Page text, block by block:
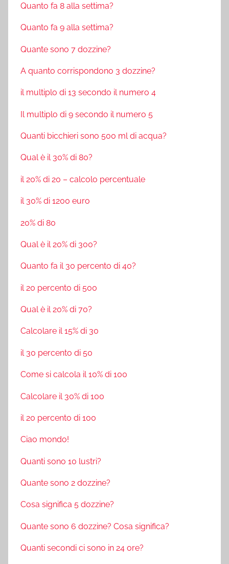
Quanto fa 8 alla settima?
Quanto fa 9 alla settima?
Quante sono 7 dozzine?
A quanto corrispondono 3 dozzine?
il multiplo di 13 secondo il numero 4
Il multiplo di 9 secondo il numero 5
Quanti bicchieri sono 500 ml di acqua?
Qual è il 30% di 80?
il 20% di 20 – calcolo percentuale
il 30% di 1200 euro
20% di 80
Qual è il 20% di 300?
Quanto fa il 30 percento di 40?
il 20 percento di 500
Qual è il 20% di 70?
Calcolare il 15% di 30
il 30 percento di 50
Come si calcola il 10% di 100
Calcolare il 30% di 100
il 20 percento di 100
Ciao mondo!
Quanti sono 10 lustri?
Quante sono 2 dozzine?
Cosa significa 5 dozzine?
Quante sono 6 dozzine? Cosa significa?
Quanti secondi ci sono in 24 ore?